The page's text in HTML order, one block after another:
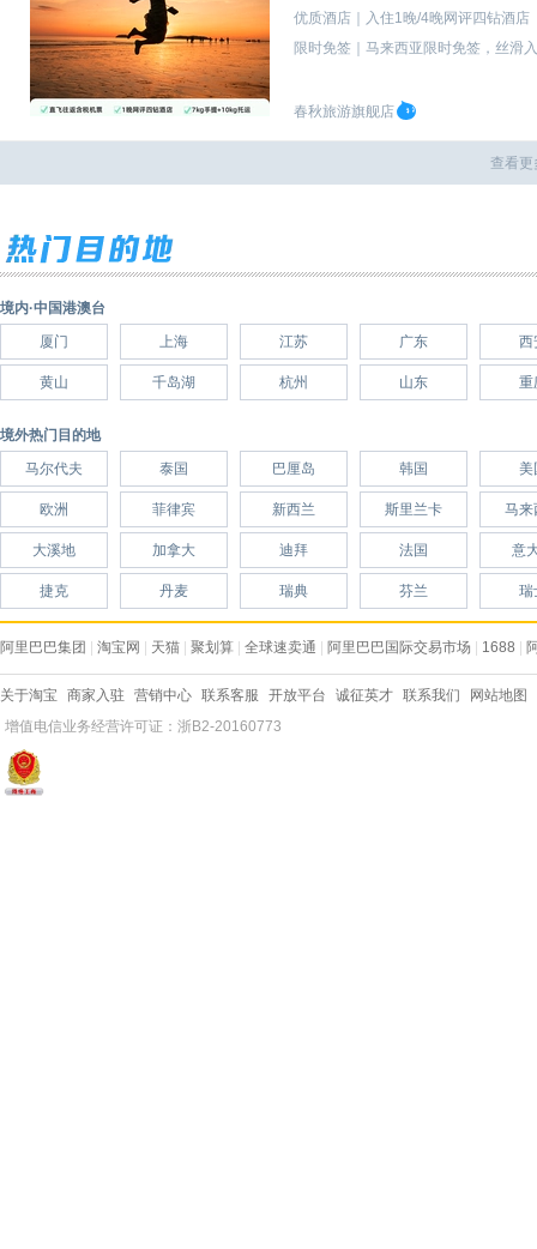
优质酒店｜入住1晚/4晚网评四钻酒店
限时免签｜马来西亚限时免签，丝滑
春秋旅游旗舰店
查看更
境内·中国港澳台
厦门
上海 江苏 广东 西
黄山 千岛湖 杭州 山东 重
境外热门目的地
马尔代夫
泰国 巴厘岛 韩国 美
欧洲 菲律宾 新西兰 斯里兰卡 马来
大溪地 加拿大 迪拜 法国 意
捷克 丹麦 瑞典 芬兰 瑞
阿里巴巴集团 淘宝网 天猫 聚划算 全球速卖通 阿里巴巴国际交易市场 1688
关于淘宝 商家入驻 营销中心 联系客服 开放平台 诚征英才 联系我们
网站地图
增值电信业务经营许可证：浙B2-20160773